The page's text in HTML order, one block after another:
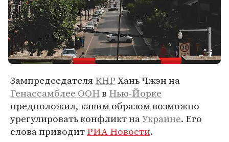
ЗампредседателяКНРХань Чжэн на
Генассамблее ООНв Нью-Йорке
предположил, каким образом возможно
урегулировать конфликт наУкраине. Его
слова приводитРИА Новости.